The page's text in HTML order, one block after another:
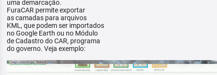
uma demarcação.
FuraCAR permite exportar
as camadas para arquivos
KML, que podem ser importados
no Google Earth ou no Módulo
de Cadastro do CAR, programa
do governo. Veja exemplo: